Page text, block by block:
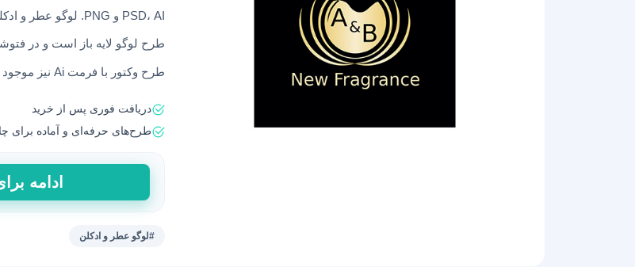
PSD، AI و PNG. لوگو عطر و ادکلن طرح لاینا.
طرح لوگو لایه باز است و در
طرح وکتور با فرمت Ai نیز موجود است.
دریافت فوری پس از خرید
طرح‌های حرفه‌ای و آماده برای
لوگو
عطر
و
ادکلن
ادامه
#لوگو عطر و ادکلن